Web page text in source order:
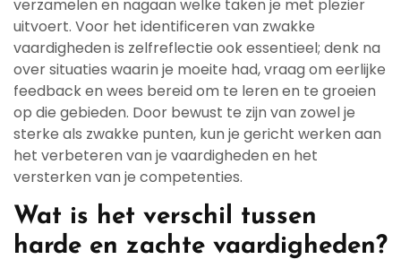
verzamelen en nagaan welke taken je met plezier
uitvoert. Voor het identificeren van zwakke
vaardigheden is zelfreflectie ook essentieel; denk na
over situaties waarin je moeite had, vraag om eerlijke
feedback en wees bereid om te leren en te groeien
op die gebieden. Door bewust te zijn van zowel je
sterke als zwakke punten, kun je gericht werken aan
het verbeteren van je vaardigheden en het
versterken van je competenties.
Wat is het verschil tussen
harde en zachte vaardigheden?